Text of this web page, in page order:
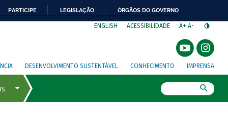
PARTICIPE LEGISLAÇÃO ÓRGÃOS DO GOVERNO
ENGLISH ACESSIBILIDADE A+ A-
DESENVOLVIMENTO SUSTENTÁVEL CONHECIMENTO IMPRENSA